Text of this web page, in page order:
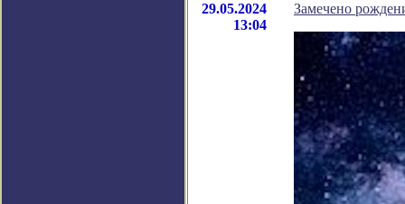
29.05.2024
13:04
Замечено